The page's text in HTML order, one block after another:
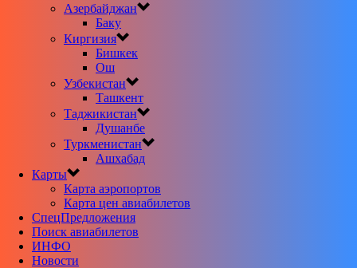
Азербайджан
Баку
Киргизия
Бишкек
Ош
Узбекистан
Ташкент
Таджикистан
Душанбе
Туркменистан
Ашхабад
Карты
Карта аэропортов
Карта цен авиабилетов
CпецПредложения
Поиск авиабилетов
ИНФО
Новости